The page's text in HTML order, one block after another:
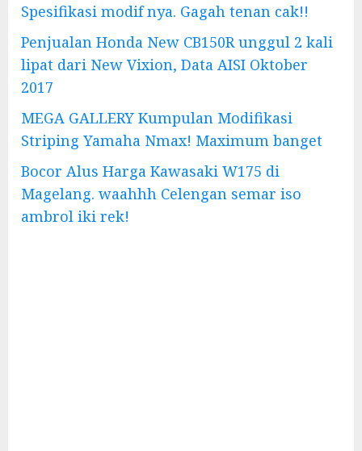
Spesifikasi modif nya. Gagah tenan cak!!
Penjualan Honda New CB150R unggul 2 kali
lipat dari New Vixion, Data AISI Oktober
2017
MEGA GALLERY Kumpulan Modifikasi
Striping Yamaha Nmax! Maximum banget
Bocor Alus Harga Kawasaki W175 di
Magelang. waahhh Celengan semar iso
ambrol iki rek!